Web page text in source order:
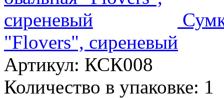
"Flovers", сиреневый
Артикул: КСК008
Количество в упаковке: 1